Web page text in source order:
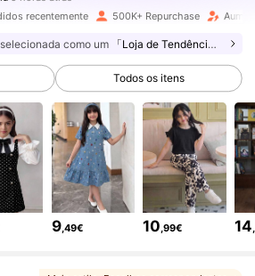
Seguidores
recentemente 500K+ Repurchase
como um 「Loja de Tendências」
Todos os itens
9,49€ 10 ,99€ 14